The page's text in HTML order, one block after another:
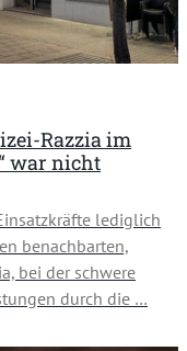
Razzia im
war nicht
lediglich
benachbarten,
bei der schwere
durch die …